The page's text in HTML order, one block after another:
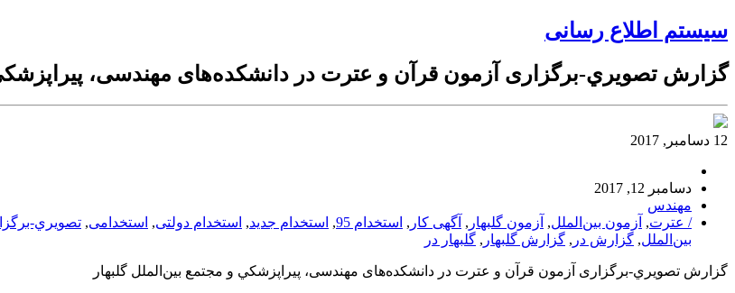
سیستم اطلاع رسانی
گزارش تصويري-برگزاری آزمون قرآن و عترت در دانشکده‌های مهندسی، پيراپزشكي
12 دسامبر, 2017
دسامبر 12, 2017
مهندس
/ عترت, آزمون بین‌الملل, آزمون گلبهار , آگهی کار , استخدام 95 , استخدام جدید, استخدام دولتی, استخدامی, تصويري-
بین‌الملل, گزارش در , گزارش گلبهار , گلبهار در
گزارش تصويري-برگزاری آزمون قرآن و عترت در دانشکده‌های مهندسی، پيراپزشكي و مجتمع بین‌الملل گلبهار